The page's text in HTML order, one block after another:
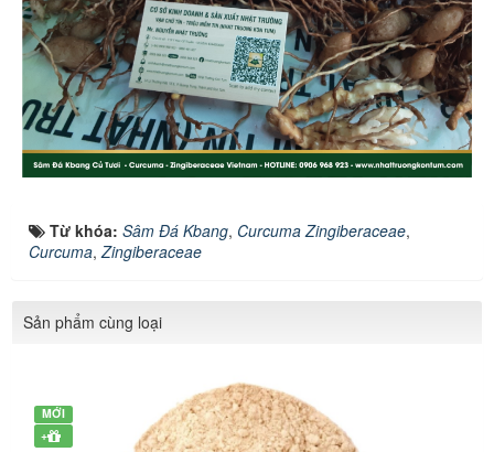
Từ khóa: Sâm Đá Kbang, Curcuma Zingiberaceae,
Curcuma,Zingiberaceae
Sản phẩm cùng loại
MỚI
+